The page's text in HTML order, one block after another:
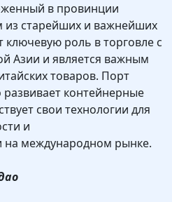
в провинции
из старейших и важнейших
ключевую роль в торговле с
Азии и является важным
товаров. Порт
развивает контейнерные
свои технологии для
и
на международном рынке.